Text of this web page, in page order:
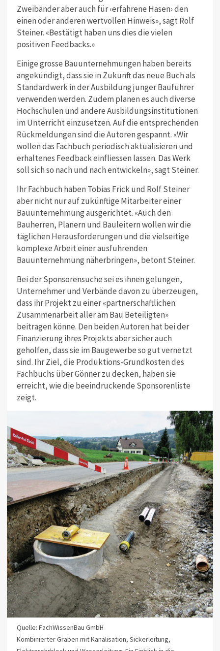
Zweibänder aber auch für ‹erfahrene Hasen› den
einen oder anderen wertvollen Hinweis», sagt Rolf
Steiner. «Bestätigt haben uns dies die vielen
positiven Feedbacks.»
Einige grosse Bauunternehmungen haben bereits
angekündigt, dass sie in Zukunft das neue Buch als
Standardwerk in der Ausbildung junger Bauführer
verwenden werden. Zudem planen es auch diverse
Hochschulen und andere Ausbildungsinstitutionen
im Unterricht einzusetzen. Auf die entsprechenden
Rückmeldungen sind die Autoren gespannt. «Wir
wollen das Fachbuch periodisch aktualisieren und
erhaltenes Feedback einfliessen lassen. Das Werk
soll sich so nach und nach entwickeln», sagt Steiner.
Ihr Fachbuch haben Tobias Frick und Rolf Steiner
aber nicht nur auf zukünftige Mitarbeiter einer
Bauunternehmung ausgerichtet. «Auch den
Bauherren, Planern und Bauleitern wollen wir die
täglichen Herausforderungen und die vielseitige
komplexe Arbeit einer ausführenden
Bauunternehmung näherbringen», betont Steiner.
Bei der Sponsorensuche sei es ihnen gelungen,
Unternehmer und Verbände davon zu überzeugen,
dass ihr Projekt zu einer «partnerschaftlichen
Zusammenarbeit aller am Bau Beteiligten»
beitragen könne. Den beiden Autoren hat bei der
Finanzierung ihres Projekts aber sicher auch
geholfen, dass sie im Baugewerbe so gut vernetzt
sind. Ihr Ziel, die Produktions-Grundkosten des
Fachbuchs über Gönner zu decken, haben sie
erreicht, wie die beeindruckende Sponsorenliste
zeigt.
Quelle: FachWissenBau GmbH
Kombinierter Graben mit Kanalisation, Sickerleitung,